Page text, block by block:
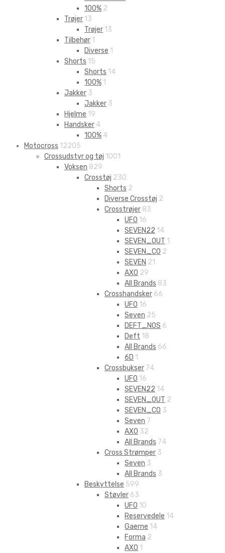
100% 2
Trøjer 13
Trøjer 13
Tilbehør 1
Diverse 1
Shorts 15
Shorts 14
100% 1
Jakker 3
Jakker 3
Hjelme 19
Handsker 4
100% 4
Motocross 12205
Crossudstyr og tøj 1001
Voksen 829
Crosstøj 230
Shorts 2
Diverse Crosstøj 2
Crosstrøjer 83
UFO 16
SEVEN22 14
SEVEN_OUT 1
SEVEN_CO 2
SEVEN 21
AXO 29
All Brands 83
Crosshandsker 66
UFO 16
Seven 25
DEFT_NOS 6
Deft 18
All Brands 66
6D 1
Crossbukser 74
UFO 16
SEVEN22 14
SEVEN_OUT 2
SEVEN_CO 3
Seven 7
AXO 32
All Brands 74
Cross Strømper 3
Seven 3
All Brands 3
Beskyttelse 599
Støvler 63
UFO 10
Reservedele 14
Gaerne 14
Forma 2
AXO 1